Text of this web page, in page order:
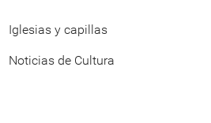
Iglesias y capillas
Noticias de Cultura